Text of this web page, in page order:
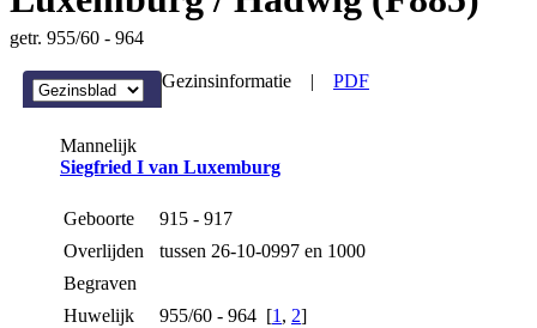
getr. 955/60 - 964
Gezinsinformatie | PDF
Mannelijk
Siegfried I van Luxemburg
Geboorte
915 - 917
Overlijden
tussen 26-10-0997 en 1000
Begraven
Huwelijk
955/60 - 964 [1, 2]